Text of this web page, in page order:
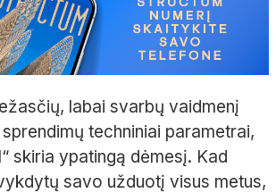
labai svarbų vaidmenį
techniniai parametrai,
skiria ypatingą dėmesį. Kad
savo užduotį visus metus,